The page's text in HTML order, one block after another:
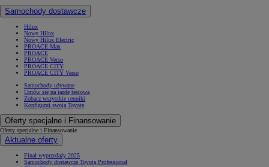
Samochody dostawcze
Hilux
Nowy Hilux
Nowy Hilux Electric
PROACE Max
PROACE
PROACE Verso
PROACE CITY
PROACE CITY Verso
Samochody używane
Umów się na jazdę testową
Zobacz wszystkie cenniki
Konfiguruj swoją Toyotę
Oferty specjalne i Finansowanie
Oferty specjalne i Finansowanie
Aktualne oferty
Finał wyprzedaży 2025
Samochody dostawcze Toyota Professional